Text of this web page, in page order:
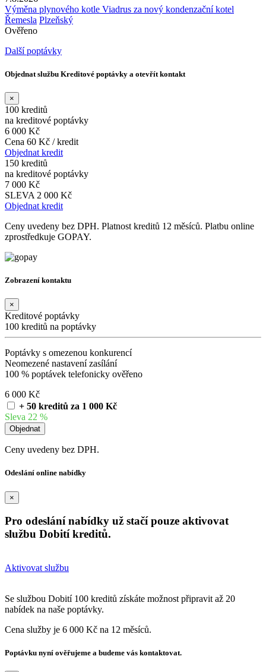
Výměna plynového kotle Viadrus za nový kondenzační kotel
Řemesla Plzeňský
Ověřeno
Další poptávky
Objednat službu Kreditové poptávky a otevřít kontakt
×
100 kreditů
na kreditové poptávky
6 000 Kč
Cena 60 Kč / kredit
Objednat kredit
150 kreditů
na kreditové poptávky
7 000 Kč
SLEVA 2 000 Kč
Objednat kredit
Ceny uvedeny bez DPH. Platnost kreditů 12 měsíců. Platbu online
zprostředkuje GOPAY.
Zobrazení kontaktu
×
Kreditové poptávky
100 kreditů na poptávky
Poptávky s omezenou konkurencí
Neomezené nastavení zasílání
100 % poptávek telefonicky ověřeno
6 000 Kč
+ 50 kreditů za 1 000 Kč
Sleva 22 %
Ceny uvedeny bez DPH.
Odeslání online nabídky
×
Pro odeslání nabídky už stačí pouze aktivovat
službu Dobití kreditů.
Aktivovat službu
Se službou Dobití 100 kreditů získáte možnost připravit až 20
nabídek na naše poptávky.
Cena služby je 6 000 Kč na 12 měsíců.
Poptávku nyní ověřujeme a budeme vás kontaktovat.